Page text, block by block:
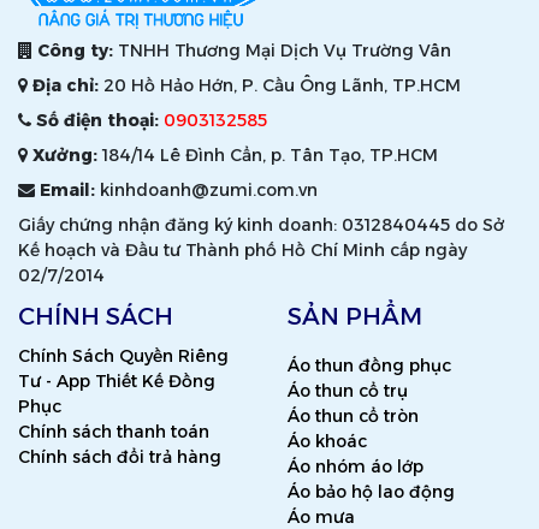
Công ty: TNHH Thương Mại Dịch Vụ Trường Vân
Địa chỉ: 20 Hồ Hảo Hớn, P. Cầu Ông Lãnh, TP.HCM
Số điện thoại: 0903132585
Xưởng:184/14 Lê Đình Cẩn, p. Tân Tạo, TP.HCM
Email: kinhdoanh@zumi.com.vn
Giấy chứng nhận đăng ký kinh doanh: 0312840445 do Sở
Kế hoạch và Đầu tư Thành phố Hồ Chí Minh cấp ngày
02/7/2014
CHÍNH SÁCH
Chính Sách Quyền Riêng
Tư - App Thiết Kế Đồng
Phục
Chính sách thanh toán
Chính sách đổi trả hàng
SẢN PHẨM
Áo thun đồng phục
Áo thun cổ trụ
Áo thun cổ tròn
Áo khoác
Áo nhóm áo lớp
Áo bảo hộ lao động
Áo mưa